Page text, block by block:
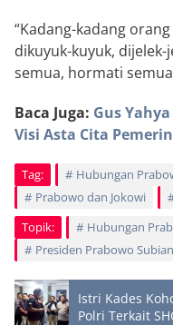
“Kadang-kadang
dikuyuk-kuyuk,
semua, hormati
Baca Juga: Gus
Visi Asta Cita
Tag:
Hubungan
Prabowo dan Jokowi
Topik:
Hubungan
Presiden Prabowo
Istri Kades
Polri Terkait